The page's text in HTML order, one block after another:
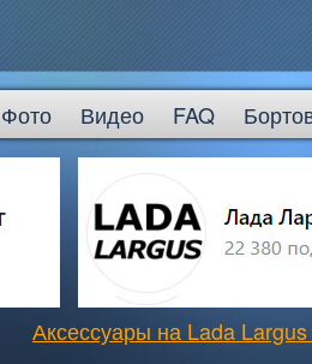
Фото Видео FAQ
Аксессуары на Lada